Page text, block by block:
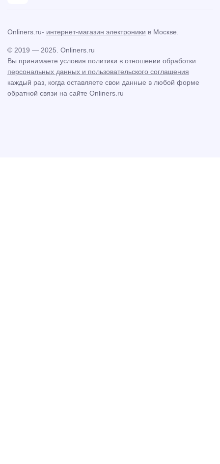
Вы принимаете условия политики в отношении обработки
персональных данных и пользовательского соглашения
каждый раз, когда оставляете свои данные в любой форме
обратной связи на сайте Onliners.ru
© 2019 — 2025. Onliners.ru
Onliners.ru- интернет-магазин электроники в Москве.